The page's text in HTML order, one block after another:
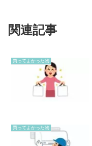
関連記事
買ってよかった物
買ってよかった物